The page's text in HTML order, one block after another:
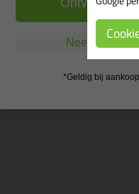
Nee, ik wil
*Geldig bij